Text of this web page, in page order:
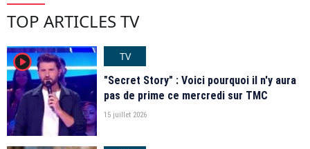
TOP ARTICLES TV
player2
TV
"Secret Story" : Voici pourquoi il n'y aura
pas de prime ce mercredi sur TMC
15 juillet 2026